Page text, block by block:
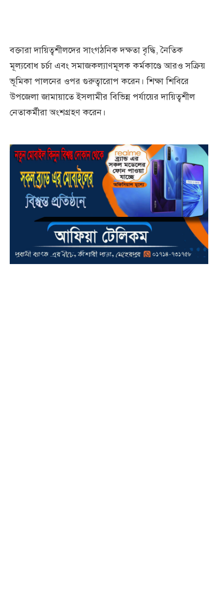
বক্তারা দায়িত্বশীলদের সাংগঠনিক দক্ষতা বৃদ্ধি, নৈতিক
মূল্যবোধ চর্চা এবং সমাজকল্যাণমূলক কর্মকাণ্ডে আরও সক্রিয়
ভূমিকা পালনের ওপর গুরুত্বারোপ করেন। শিক্ষা শিবিরে
উপজেলা জামায়াতে ইসলামীর বিভিন্ন পর্যায়ের দায়িত্বশীল
নেতাকর্মীরা অংশগ্রহণ করেন।